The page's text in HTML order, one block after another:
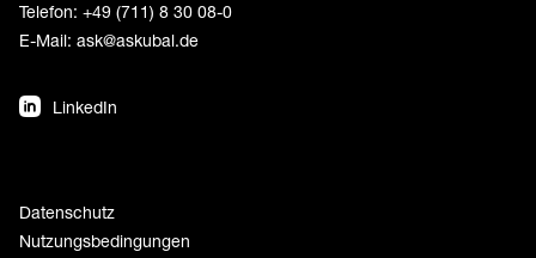
Telefon: +49 (711) 8 30 08-0
E-Mail: ask@askubal.de
LinkedIn
Datenschutz
Nutzungsbedingungen